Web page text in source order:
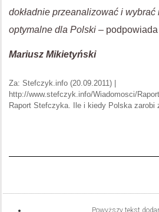
dokładnie przeanalizować i
optymalne dla Polski –
Mariusz Mikietyński
Za: Stefczyk.info (20.09.2011) |
http://www.stefczyk.info/Wiadomosci/
Raport Stefczyka. Ile i kiedy Polska zarobi
Powyższy tekst